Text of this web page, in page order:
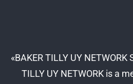
«BAKER TILLY UY
TILLY UY NETWORK is a